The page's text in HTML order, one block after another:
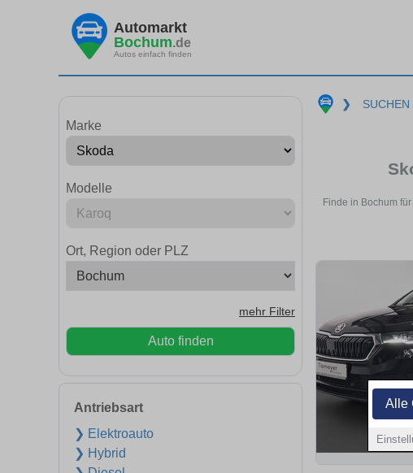
Alle
Automarkt
Bochum.de
Autos einfach finden
Marke
Modelle
Ort, Region oder PLZ
mehr Filter
Auto finden
Antriebsart
❯ Elektroauto
❯ Hybrid
❯ SUCHEN
Finde in Bochum